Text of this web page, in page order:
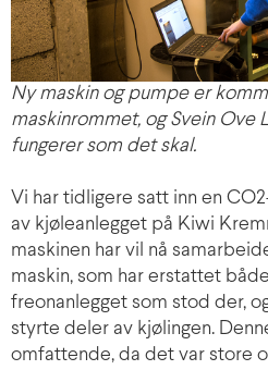
Ny maskin og pumpe er
maskinrommet, og Svein Ove
fungerer som det skal.
Vi har tidligere satt inn en
av kjøleanlegget på Kiwi
maskinen har vil nå
maskin, som har erstattet
freonanlegget som stod der,
styrte deler av kjølingen.
omfattende, da det var store